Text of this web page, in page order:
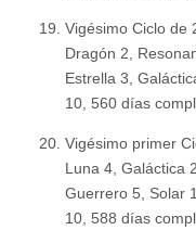
Vigésimo Ciclo de
Dragón 2,
Estrella 3,
10, 560 días
Vigésimo primer
Luna 4, Galáctica
Guerrero 5, Solar
10, 588 días